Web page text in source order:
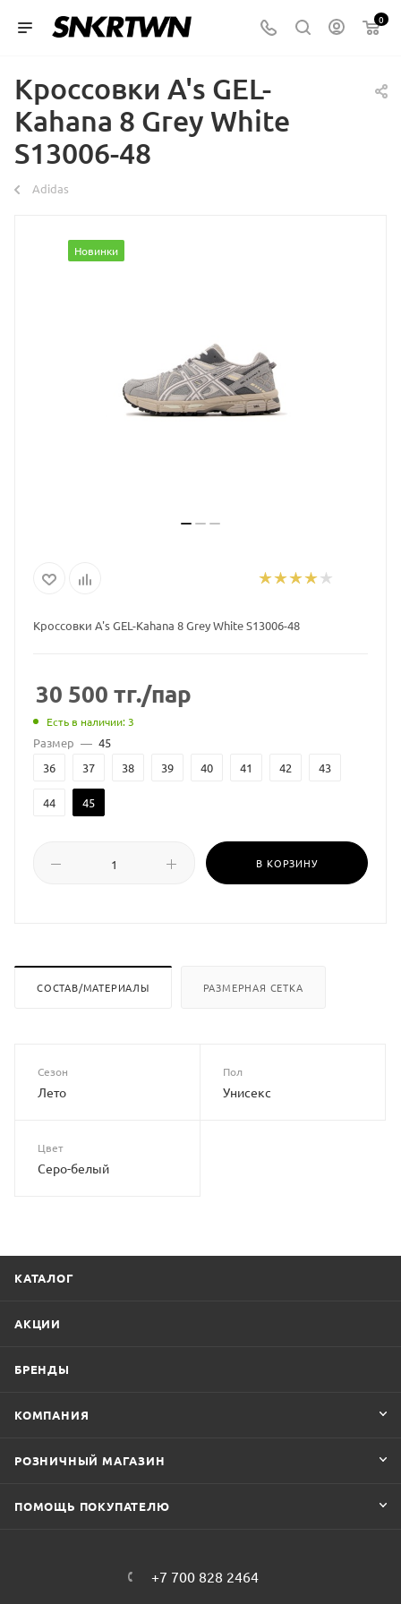
0
Кроссовки A's GEL-
Kahana 8 Grey White
S13006-48
Аdidas
Новинки
Кроссовки A's GEL-Kahana 8 Grey White S13006-48
30 500 тг./пар
Есть в наличии: 3
Размер — 45
36
37 38 39 40 41 42 43
44 45
В КОРЗИНУ
СОСТАВ/МАТЕРИАЛЫ РАЗМЕРНАЯ СЕТКА
Сезон
Лето
Пол
Унисекс
Цвет
Серо-белый
КАТАЛОГ
АКЦИИ
БРЕНДЫ
КОМПАНИЯ
РОЗНИЧНЫЙ МАГАЗИН
ПОМОЩЬ ПОКУПАТЕЛЮ
+7 700 828 2464